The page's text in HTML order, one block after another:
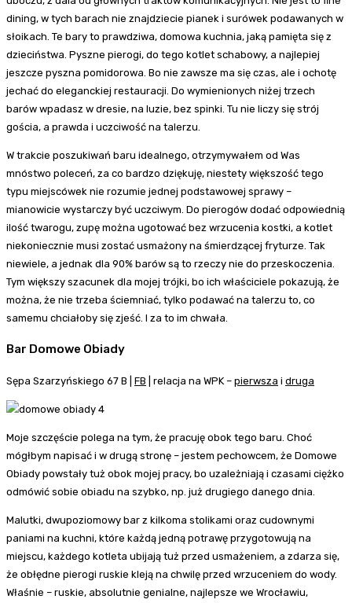
dining, w tych barach nie znajdziecie pianek i surówek podawanych w
słoikach. Te bary to prawdziwa, domowa kuchnia, jaką pamięta się z
dzieciństwa. Pyszne pierogi, do tego kotlet schabowy, a najlepiej
jeszcze pyszna pomidorowa. Bo nie zawsze ma się czas, ale i ochotę
jechać do eleganckiej restauracji. Do wymienionych niżej trzech
barów wpadasz w dresie, na luzie, bez spinki. Tu nie liczy się strój
gościa, a prawda i uczciwość na talerzu.
W trakcie poszukiwań baru idealnego, otrzymywałem od Was
mnóstwo poleceń, za co bardzo dziękuję, niestety większość tego
typu miejscówek nie rozumie jednej podstawowej sprawy –
mianowicie wystarczy być uczciwym. Do pierogów dodać odpowiednią
ilość twarogu, zupę można ugotować bez wrzucenia kostki, a kotlet
niekoniecznie musi zostać usmażony na śmierdzącej fryturze. Tak
niewiele, a jednak dla 90% barów są to rzeczy nie do przeskoczenia.
Tym większy szacunek dla mojej trójki, bo ich właściciele pokazują, że
można, że nie trzeba ściemniać, tylko podawać na talerzu to, co
samemu chciałoby się zjeść. I za to im chwała.
Bar Domowe Obiady
Sępa Szarzyńskiego 67 B | FB | relacja na WPK – pierwsza i druga
Moje szczęście polega na tym, że pracuję obok tego baru. Choć
mógłbym napisać i w drugą stronę – jestem pechowcem, że Domowe
Obiady powstały tuż obok mojej pracy, bo uzależniają i czasami ciężko
odmówić sobie obiadu na szybko, np. już drugiego danego dnia.
Malutki, dwupoziomowy bar z kilkoma stolikami oraz cudownymi
paniami na kuchni, które każdą jedną potrawę przygotowują na
miejscu, każdego kotleta ubijają tuż przed usmażeniem, a zdarza się,
że obłędne pierogi ruskie kleją na chwilę przed wrzuceniem do wody.
Właśnie – ruskie, absolutnie genialne, najlepsze we Wrocławiu,